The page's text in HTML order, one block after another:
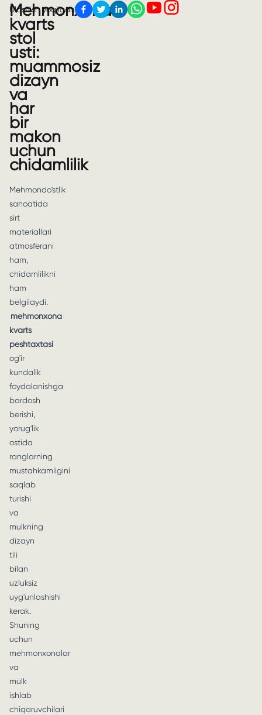
Mehmonxona
kvarts
stol
usti:
muammosiz
dizayn
va
har
bir
makon
uchun
chidamlilik
Mehmondo'stlik
sanoatida
sirt
materiallari
atmosferani
ham,
chidamlilikni
ham
belgilaydi.
mehmonxona
kvarts
peshtaxtasi
og'ir
kundalik
foydalanishga
bardosh
berishi,
yorug'lik
ostida
ranglarning
mustahkamligini
saqlab
turishi
va
mulkning
dizayn
tili
bilan
uzluksiz
uyg'unlashishi
kerak.
Shuning
uchun
mehmonxonalar
va
mulk
ishlab
chiqaruvchilari
Ulashish yoqilgan